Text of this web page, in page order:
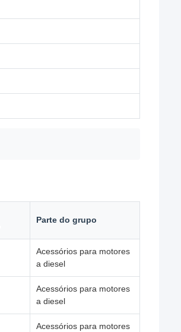
Parte do grupo
Acessórios para motores
a diesel
Acessórios para motores
a diesel
Acessórios para motores